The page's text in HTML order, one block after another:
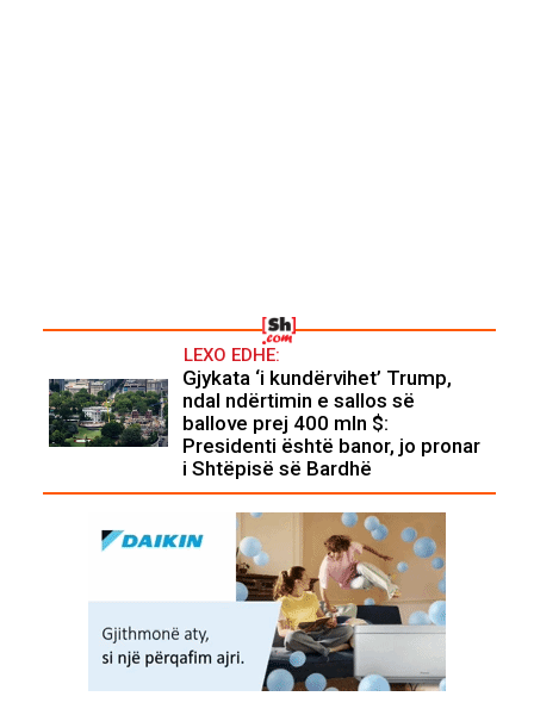
LEXO EDHE:
Gjykata ‘i kundërvihet’ Trump,
ndal ndërtimin e sallos së
ballove prej 400 mln $:
Presidenti është banor, jo pronar
i Shtëpisë së Bardhë